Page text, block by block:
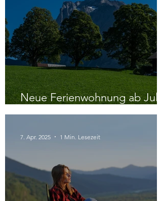
Neue Ferienwohnung ab Juli
2026
7. Apr. 2025 1 Min. Lesezeit